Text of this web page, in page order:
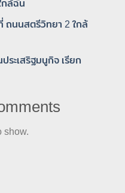
กล้ฉัน
ถนนสตรีวิทยา 2 ใกล้
ระเสริฐมนูกิจ เรียก
show.